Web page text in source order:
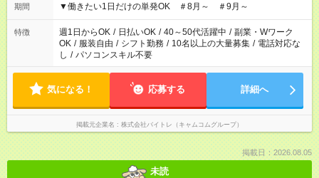
期間 ▼働きたい1日だけの単発OK ＃8月～ ＃9月～
特徴 週1日からOK / 日払いOK / 40～50代活躍中 / 副業・Wワーク
OK / 服装自由 / シフト勤務 / 10名以上の大量募集 / 電話対応な
し / パソコンスキル不要
気になる！ 応募する 詳細へ
掲載元企業名 株式会社バイトレ（キャムコムグループ）
掲載日：2026.08.05
未読